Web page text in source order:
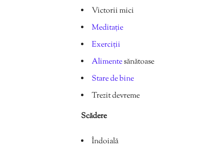
Victorii mici
Meditație
Exerciții
Alimentesănătoase
Stare de bine
Trezit devreme
Scădere
Îndoială